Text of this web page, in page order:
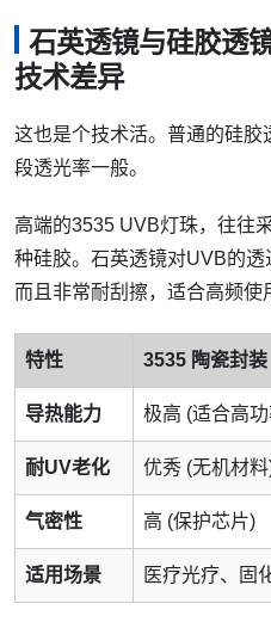
石英透镜与硅胶透
技术差异
这也是个技术活。普通的硅
段透光率一般。
高端的3535 UVB灯珠，往往
种硅胶。石英透镜对UVB的透
而且非常耐刮擦，适合高频使
特性 3535 陶瓷封装
导热能力 极高 (适合高
耐UV老化 优秀 (无机材
气密性 高 (保护芯片)
适用场景 医疗光疗、固